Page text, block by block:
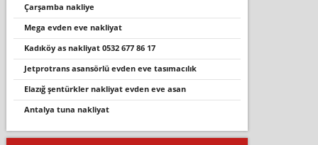
çarşamba nakli̇ye
mega evden eve nakli̇yat
kadiköy as nakli̇yat 0532 677 86 17
jetprotrans asansörlü evden eve tasimacilik
elazığ şentürkler nakliyat evden eve asan
antalya tuna nakliyat